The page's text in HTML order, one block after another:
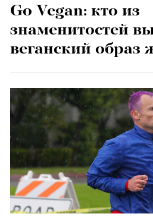
Go Vegan: кто из
знаменитостей
веганский образ